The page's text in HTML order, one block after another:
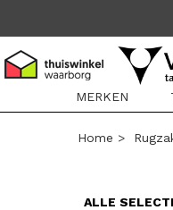
MERKEN
Home >
ALLE